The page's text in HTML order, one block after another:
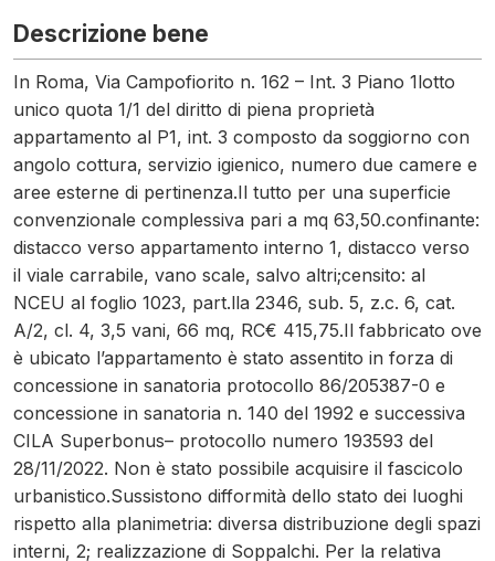
Descrizione bene
In Roma, Via Campofiorito n. 162 – Int. 3 Piano 1lotto
unico quota 1/1 del diritto di piena proprietà
appartamento al P1, int. 3 composto da soggiorno con
angolo cottura, servizio igienico, numero due camere e
aree esterne di pertinenza.Il tutto per una superficie
convenzionale complessiva pari a mq 63,50.confinante:
distacco verso appartamento interno 1, distacco verso
il viale carrabile, vano scale, salvo altri;censito: al
NCEU al foglio 1023, part.lla 2346, sub. 5, z.c. 6, cat.
A/2, cl. 4, 3,5 vani, 66 mq, RC€ 415,75.Il fabbricato ove
è ubicato l’appartamento è stato assentito in forza di
concessione in sanatoria protocollo 86/205387-0 e
concessione in sanatoria n. 140 del 1992 e successiva
CILA Superbonus– protocollo numero 193593 del
28/11/2022. Non è stato possibile acquisire il fascicolo
urbanistico.Sussistono difformità dello stato dei luoghi
rispetto alla planimetria: diversa distribuzione degli spazi
interni, 2; realizzazione di Soppalchi. Per la relativa